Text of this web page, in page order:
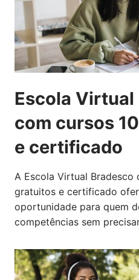
Escola Virtual
com cursos
e certificado
A Escola Virtual Bradesco
gratuitos e certificado
oportunidade para quem
competências sem